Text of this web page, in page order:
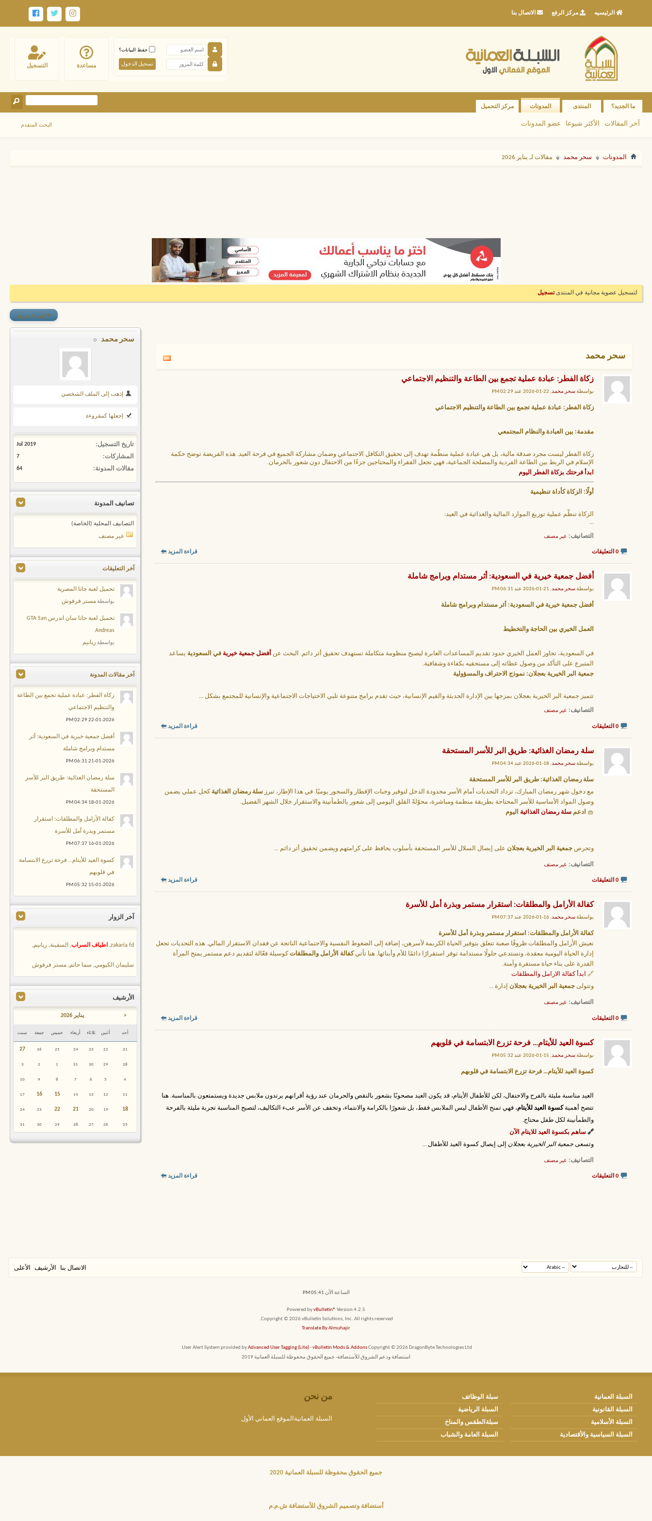
الرئيسيه مركز الرفع الاتصال بنا
التسجيل مساعدة
حفظ البيانات؟
ما الجديد؟ المنتدى المدونات
آخر المقالات الأكثر شيوعا عضو المدونات
مركز التحميل
البحث المتقدم
المدونات سحر محمد مقالات لـ يناير 2026
لتسجيل عضوية مجانية في المنتدىتسجيل
سحر محمد
زكاة الفطر: عبادة عملية تجمع بين الطاعة والتنظيم الاجتماعي
بواسطةسحر محمد, 22-01-2026 عند 02:29 PM
زكاة الفطر: عبادة عملية تجمع بين الطاعة والتنظيم الاجتماعي
مقدمة: بين العبادة والنظام المجتمعي
زكاة الفطر ليست مجرد صدقة مالية، بل هي عبادة عملية منظّمة تهدف إلى تحقيق التكافل الاجتماعي وضمان مشاركة الجميع في فرحة العيد. هذه الفريضة توضح حكمة
الإسلام في الربط بين الطاعة الفردية والمصلحة الجماعية، فهي تجعل الفقراء والمحتاجين جزءًا من الاحتفال دون شعور بالحرمان.
ابدأ فرحتك بزكاة الفطر اليوم
أولًا: الزكاة كأداة تنظيمية
الزكاة تنظّم عملية توزيع الموارد المالية والغذائية في العيد:
...
التصانيف غير مصنف
0 التعليقات قراءة المزيد
أفضل جمعية خيرية في السعودية: أثر مستدام وبرامج شاملة
بواسطةسحر محمد, 21-01-2026 عند 06:31 PM
أفضل جمعية خيرية في السعودية: أثر مستدام وبرامج شاملة
العمل الخيري بين الحاجة والتخطيط
في السعودية، تجاوز العمل الخيري حدود تقديم المساعدات العابرة ليصبح منظومة متكاملة تستهدف تحقيق أثر دائم. البحث عن أفضل جمعية خيرية في السعودية يساعد
المتبرع على التأكد من وصول عطائه إلى مستحقيه بكفاءة وشفافية.
جمعية البر الخيرية بعجلان: نموذج الاحتراف والمسؤولية
تتميز جمعية البر الخيرية بعجلان بمزجها بين الإدارة الحديثة والقيم الإنسانية، حيث تقدم برامج متنوعة تلبي الاحتياجات الاجتماعية والإنسانية للمجتمع بشكل ...
التصانيف غير مصنف
0 التعليقات قراءة المزيد
سلة رمضان الغذائية: طريق البر للأسر المستحقة
بواسطةسحر محمد, 18-01-2026 عند 04:34 PM
سلة رمضان الغذائية: طريق البر للأسر المستحقة
مع دخول شهر رمضان المبارك، تزداد التحديات أمام الأسر محدودة الدخل لتوفير وجبات الإفطار والسحور يوميًا. في هذا الإطار، تبرز سلة رمضان الغذائية كحل عملي يضمن
وصول المواد الأساسية للأسر المحتاجة بطريقة منظمة ومباشرة، محوّلةً القلق اليومي إلى شعور بالطمأنينة والاستقرار خلال الشهر الفضيل.
🧺 ادعم سلة رمضان الغذائية اليوم
وتحرص جمعية البر الخيرية بعجلان على إيصال السلال للأسر المستحقة بأسلوب يحافظ على كرامتهم ويضمن تحقيق أثر دائم ...
التصانيف غير مصنف
0 التعليقات قراءة المزيد
كفالة الأرامل والمطلقات: استقرار مستمر وبذرة أمل للأسرة
بواسطةسحر محمد, 16-01-2026 عند 07:37 PM
كفالة الأرامل والمطلقات: استقرار مستمر وبذرة أمل للأسرة
تعيش الأرامل والمطلقات ظروفًا صعبة تتعلق بتوفير الحياة الكريمة لأسرهن، إضافة إلى الضغوط النفسية والاجتماعية الناتجة عن فقدان الاستقرار المالي. هذه التحديات تجعل
إدارة الحياة اليومية معقدة، وتستدعي حلولًا مستدامة توفر استقرارًا دائمًا للأم وأبنائها. هنا تأتي كفالة الأرامل والمطلقات كوسيلة فعّالة لتقديم دعم مستمر يمنح المرأة
القدرة على بناء حياة مستقرة وآمنة.
🔗
ابدأ كفالة الارامل والمطلقات
وتتولى جمعية البر الخيرية بعجلان إدارة ...
التصانيف غير مصنف
0 التعليقات قراءة المزيد
كسوة العيد للأيتام… فرحة تزرع الابتسامة في قلوبهم
بواسطةسحر محمد, 15-01-2026 عند 05:32 PM
كسوة العيد للأيتام… فرحة تزرع الابتسامة في قلوبهم
العيد مناسبة مليئة بالفرح والاحتفال، لكن للأطفال الأيتام، قد يكون العيد مصحوبًا بشعور بالنقص والحرمان عند رؤية أقرانهم يرتدون ملابس جديدة ويستمتعون بالمناسبة. هنا
تتضح أهميةكسوة العيد للأيتام، فهي تمنح الأطفال ليس الملابس فقط، بل شعورًا بالكرامة والانتماء، وتخفف عن الأسر عبء التكاليف، لتصبح المناسبة تجربة مليئة بالفرحة
والطمأنينة لكل طفل محتاج.
🔗 ساهم بكسوة العيد للايتام الآن
وتسعى جمعية البر الخيرية بعجلان إلى إيصال كسوة العيد للأطفال ...
التصانيف غير مصنف
0 التعليقات قراءة المزيد
+ إنشاء مدونة
سحر محمد
إذهب إلى الملف الشخصي
إجعلها كمقروءة
تاريخ التسجيل Jul 2019
المشاركات 7
مقالات المدونة 64
تصانيف المدونة
التصانيف المحلية (الخاصة)
غير مصنف
آخر التعليقات
تحميل لعبة جاتا المصرية
بواسطةمستر فرفوش
تحميل لعبة جاتا سان اندرس GTA San
Andreas
بواسطة ريانيم
آخر مقالات المدونة
زكاة الفطر: عبادة عملية تجمع بين الطاعة
والتنظيم الاجتماعي
22-01-2026
02:29 PM
أفضل جمعية خيرية في السعودية: أثر
مستدام وبرامج شاملة
21-01-2026
06:31 PM
سلة رمضان الغذائية: طريق البر للأسر
المستحقة
18-01-2026
04:34 PM
كفالة الأرامل والمطلقات: استقرار
مستمر وبذرة أمل للأسرة
16-01-2026
07:37 PM
كسوة العيد للأيتام… فرحة تزرع الابتسامة
في قلوبهم
15-01-2026
05:32 PM
آخر الزوار
zakaria fd
, اطياف السراب, السفينة, ريانيم,
سليمان الكيومي, سما حاتم, مستر فرفوش
الأرشيف
< يناير 2026
أحد أثنين ثلاثاء أربعاء خميس جمعة سبت
21
22
23
24
25
26
27
28
29
30
31
1
2
3
4
5
6
7
8
9
10
11
12
13
14
15
16
17
18
19
20
21
22
23
24
25
26
27
28
29
30
31
الاتصال بنا الأرشيف الأعلى
الساعة الآن 05:41 PM
Powered byvBulletin® Version 4.2.5
Copyright © 2026 vBulletin Solutions, Inc. All rights reserved.
Translate By Almuhajir
User Alert System provided byAdvanced User Tagging (Lite)-vBulletin Mods & AddonsCopyright © 2026 DragonByte Technologies Ltd.
استضافة ودعم الشروق للأستضافة- جميع الحقوق محفوظة للسبلة العمانية 2019
السبلة العمانية
سبلة الوظائف
السبلة القانونية
السبلة الرياضية
السبلة الأسلامية
سبلةالطقس والمناخ
السبلة السياسية والأقتصادية
السبلة العامة والشباب
من نحن
السبلة العمانيةالموقع العماني الأول
جميع الحقوق محفوظة للسبلة العمانية 2020
أستضافة وتصميم الشروق للأستضافة ش.م.م